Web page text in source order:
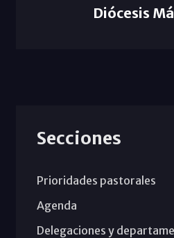
Diócesis
Secciones
Prioridades pastorales
Agenda
Delegaciones y